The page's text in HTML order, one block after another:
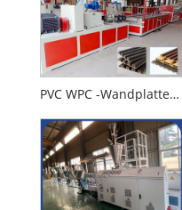
PVC WPC -Wandplattenherstellung Maschine